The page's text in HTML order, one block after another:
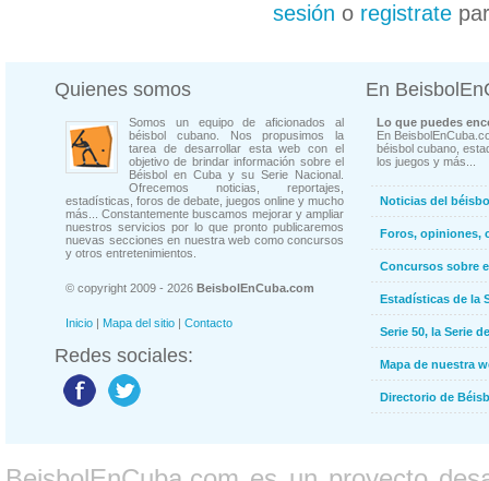
sesión o registrate
Quienes somos
Somos un equipo de aficionados al
béisbol cubano. Nos propusimos la
tarea de desarrollar esta web con el
objetivo de brindar información sobre el
Béisbol en Cuba y su Serie Nacional.
Ofrecemos noticias, reportajes,
estadísticas, foros de debate, juegos online y mucho
más... Constantemente buscamos mejorar y ampliar
nuestros servicios por lo que pronto publicaremos
nuevas secciones en nuestra web como concursos
y otros entretenimientos.
© copyright 2009 - 2026 BeisbolEnCuba.com
Inicio | Mapa del sitio | Contacto
Redes sociales:
En
Lo que puedes
En
béisbol cubano,
los juegos y más...
Noticias del
Foros, opiniones,
Concursos sobre
Estadísticas de la
Serie 50, la Serie
Mapa de nuestra
Directorio de